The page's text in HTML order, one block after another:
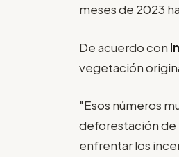
meses de 2023
De acuerdo con
vegetación
"Esos números
deforestación de
enfrentar los